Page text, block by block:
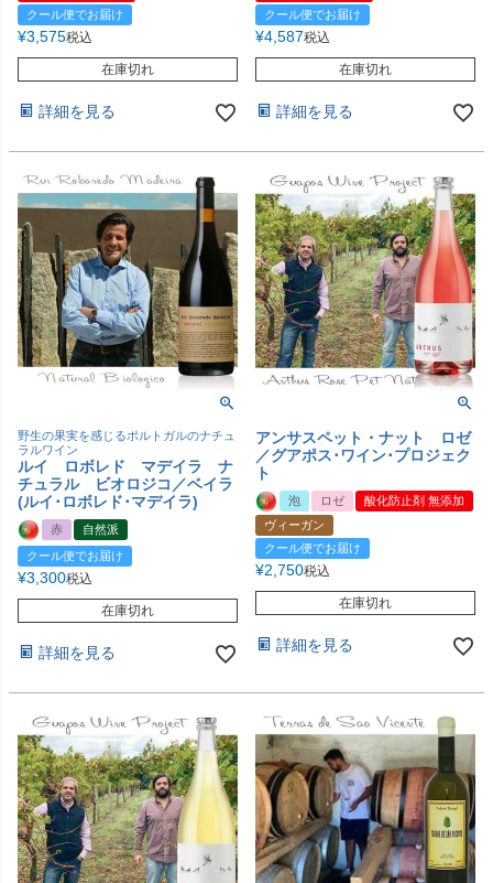
クール便でお届け
¥3,575税込
在庫切れ
詳細を見る
クール便でお届け
¥4,587税込
在庫切れ
詳細を見る
野生の果実を感じるポルトガルのナチュ
ラルワイン
ルイ ロボレド マデイラ ナ
チュラル ビオロジコ／ベイラ
(ルイ･ロボレド･マデイラ)
赤
自然派
クール便でお届け
¥3,300税込
在庫切れ
詳細を見る
アンサスペット・ナット ロゼ
／グアポス･ワイン･プロジェク
ト
泡 ロゼ
酸化防止剤 無添加
ヴィーガン
クール便でお届け
¥2,750税込
在庫切れ
詳細を見る